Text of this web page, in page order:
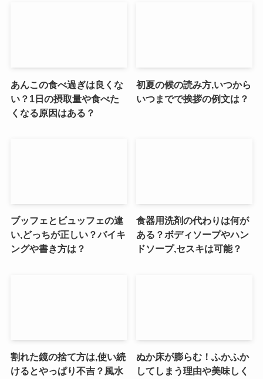
あんこの食べ過ぎは良くな
い？1日の摂取量や食べた
くなる原因はある？
初夏の候の読み方,いつから
いつまでで挨拶の例文は？
ブッフェとビュッフェの違
い,どっちが正しい？バイキ
ングや書き方は？
食器用洗剤の代わりは何が
ある？ボディソープやハン
ドソープ,セスキは可能？
割れた鏡の捨て方は,使い続
けるとやっぱり不吉？風水
ぬか床が膨らむ！ふかふか
してしまう理由や美味しく